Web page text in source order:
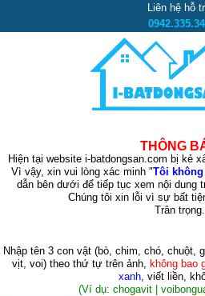
Liên hệ hỗ
THÔNG
Hiện tại website i-batdongsan.com bị kẻ
Vì vậy, xin vui lòng xác minh "Tôi
dẫn bên dưới để tiếp tục xem nội dung
Chúng tôi xin lỗi vì sự bất
Trân trọng.
Nhập tên 3 con vật (bò, chim, chó, chuột,
vịt, voi)theo thứ tự trên ảnh, không bao
xanh, viết liền,
(Ví dụ: chogavit |